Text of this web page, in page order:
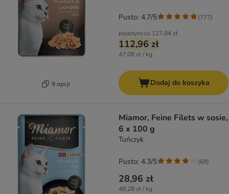
9 opcji
pojedynczo 127,84 zł
112,96 zł
47,08 zł / kg
Pusto: 4.7/5 (777)
Dodaj do koszyka
Miamor, Feine Filets w sosie,
6 x 100 g
Tuńczyk
28,96 zł
48,28 zł / kg
Pusto: 4.3/5 (68)